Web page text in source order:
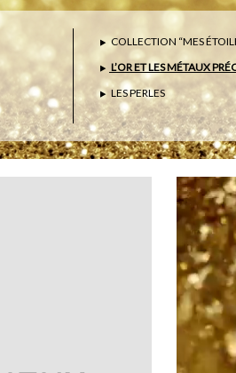
COLLECTION “MES
L’OR ET LES MÉTAUX
LES PERLES